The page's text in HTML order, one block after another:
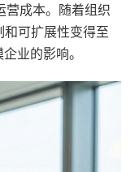
营成本。随着组织
可扩展性变得至
业的影响。